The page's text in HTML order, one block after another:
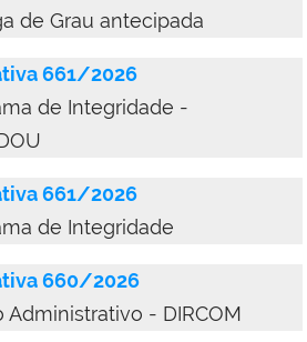
de Grau antecipada
661/2026
de Integridade -
661/2026
de Integridade
660/2026
- DIRCOM